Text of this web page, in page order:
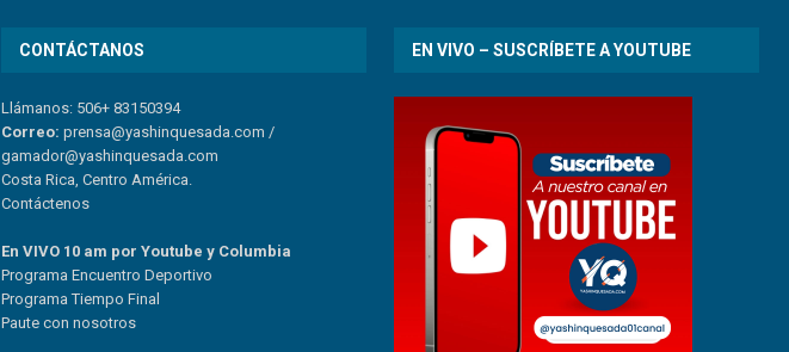
CONTÁCTANOS
Llámanos: 506+ 83150394
Correo: prensa@yashinquesada.com /
gamador@yashinquesada.com
Costa Rica, Centro América.
Contáctenos
En VIVO 10 am por Youtube y Columbia
Programa Encuentro Deportivo
Programa Tiempo Final
Pautecon nosotros
EN VIVO – SUSCRÍBETE A YOUTUBE